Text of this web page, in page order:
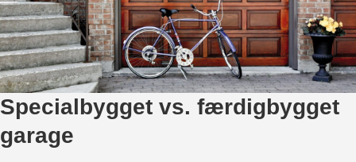
Specialbygget vs. færdigbygget
garage